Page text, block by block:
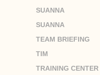
SUANNA
SUANNA
TEAM BRIEFING
TIM
TRAINING CENTER